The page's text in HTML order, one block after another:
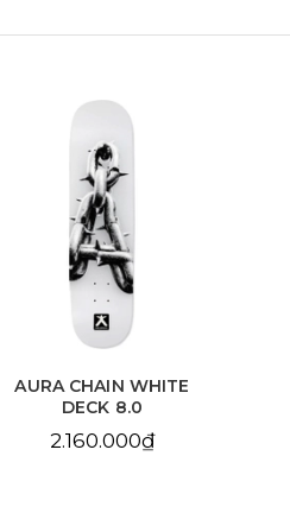
AURA CHAIN WHITE
DECK 8.0
2.160.000₫